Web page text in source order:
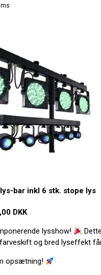
bar inkl 6 stk. stope lys
DKK
lysshow!
og bred lyseffekt
opsætning!